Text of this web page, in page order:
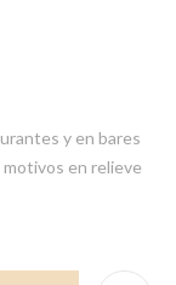
y en bares
en relieve